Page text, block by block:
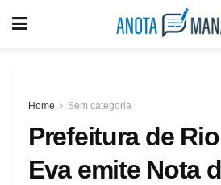
Home Sem categoria
Prefeitura de
Eva emite Nota